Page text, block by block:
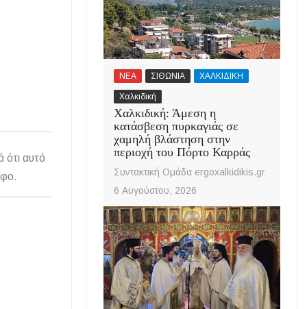
αυτό
ΝΕΑ ΣΙΘΩΝΙΑ ΧΑΛΚΙΔΙΚΗ
Χαλκιδική
Χαλκιδική: Άμεση η
κατάσβεση πυρκαγιάς σε
χαμηλή βλάστηση στην
περιοχή του Πόρτο Καρράς
Συντακτική Ομάδα ergoxalkidikis.gr
6 Αυγούστου, 2026